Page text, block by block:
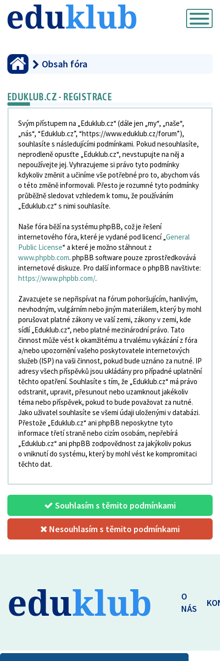
Přepnout
navigaci
Obsah fóra
EDUKLUB.CZ - REGISTRACE
Svým přístupem na „Eduklub.cz“ (dále jen „my“, „naše“,
„nás“, “Eduklub.cz”, “https://www.eduklub.cz/forum”),
souhlasíte s následujícími podmínkami. Pokud nesouhlasíte,
neprodleně opusťte „Eduklub.cz“, nevstupujte na něj a
nepoužívejte jej. Vyhrazujeme si právo tyto podmínky
kdykoliv změnit a učiníme vše potřebné pro to, abychom vás
o této změně informovali. Přesto je rozumné tyto podmínky
průběžně sledovat vzhledem k tomu, že používáním
„Eduklub.cz“ s nimi souhlasíte.
Naše fóra běží na systému phpBB, což je řešení
internetového fóra, které je vydané pod licencí „General
Public License“ a které je možno stáhnout z
www.phpbb.com. phpBB software pouze zprostředkovává
internetové diskuze. Pro další informace o phpBB navštivte:
https://www.phpbb.com/.
Zavazujete se nepřispívat na fórum pohoršujícím, hanlivým,
nevhodným, vulgárním nebo jiným materiálem, který by mohl
porušovat platné zákony ve vaší zemi, zákony v zemi, kde
sídlí „Eduklub.cz“, nebo platné mezinárodní právo. Tato
činnost může vést k okamžitému a trvalému vykázání z fóra
a/nebo upozornění vašeho poskytovatele internetových
služeb (ISP) na vaši činnost, pokud bude uznáno za nutné. IP
adresy všech příspěvků jsou ukládány pro případné uplatnění
těchto opatření. Souhlasíte s tím, že „Eduklub.cz“ má právo
odstranit, upravit, přesunout nebo uzamknout jakékoliv
téma nebo příspěvek, pokud to bude považovat za nutné.
Jako uživatel souhlasíte se všemi údaji uloženými v databázi.
Přestože „Eduklub.cz“ ani phpBB neposkytne tyto
informace třetí straně nebo cizím osobám, nepřebírá
„Eduklub.cz“ ani phpBB zodpovědnost za jakýkoliv pokus
o vniknutí do systému, který by mohl vést ke kompromitaci
těchto dat.
Souhlasím s těmito podmínkami
Nesouhlasím s těmito podmínkami
eduklub
O
NÁS